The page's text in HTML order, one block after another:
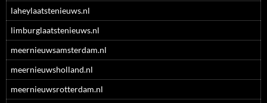
laheylaatstenieuws.nl
limburglaatstenieuws.nl
meernieuwsamsterdam.nl
meernieuwsholland.nl
meernieuwsrotterdam.nl